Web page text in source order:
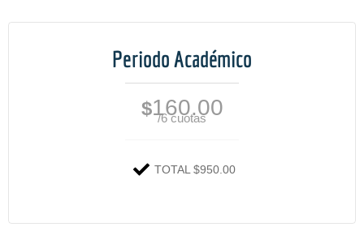
Periodo Académico
$160.00
/6 cuotas
TOTAL $950.00